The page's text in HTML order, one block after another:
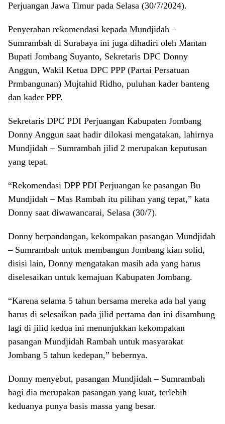
Perjuangan Jawa Timur pada Selasa (30/7/2024).
Penyerahan rekomendasi kepada Mundjidah –
Sumrambah di Surabaya ini juga dihadiri oleh Mantan
Bupati Jombang Suyanto, Sekretaris DPC Donny
Anggun, Wakil Ketua DPC PPP (Partai Persatuan
Prmbangunan) Mujtahid Ridho, puluhan kader banteng
dan kader PPP.
Sekretaris DPC PDI Perjuangan Kabupaten Jombang
Donny Anggun saat hadir dilokasi mengatakan, lahirnya
Mundjidah – Sumrambah jilid 2 merupakan keputusan
yang tepat.
“Rekomendasi DPP PDI Perjuangan ke pasangan Bu
Mundjidah – Mas Rambah itu pilihan yang tepat,” kata
Donny saat diwawancarai, Selasa (30/7).
Donny berpandangan, kekompakan pasangan Mundjidah
– Sumrambah untuk membangun Jombang kian solid,
disisi lain, Donny mengatakan masih ada yang harus
diselesaikan untuk kemajuan Kabupaten Jombang.
“Karena selama 5 tahun bersama mereka ada hal yang
harus di selesaikan pada jilid pertama dan ini disambung
lagi di jilid kedua ini menunjukkan kekompakan
pasangan Mundjidah Rambah untuk masyarakat
Jombang 5 tahun kedepan,” bebernya.
Donny menyebut, pasangan Mundjidah – Sumrambah
bagi dia merupakan pasangan yang kuat, terlebih
keduanya punya basis massa yang besar.